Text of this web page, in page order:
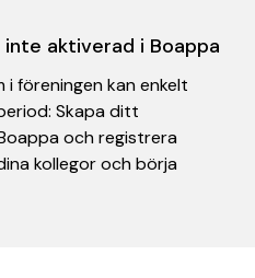
aktiverad i Boappa
i föreningen kan enkelt
Skapa ditt
och registrera
kollegor och börja